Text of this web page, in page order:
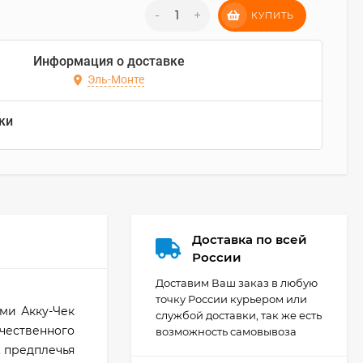
- + КУПИТЬ
Информация о доставке
Эль-Монте
Акку-Чек
Доставка по всей
России
Доставим Ваш заказ в любую
точку России курьером или
службой доставки, так же есть
возможность самовывоза